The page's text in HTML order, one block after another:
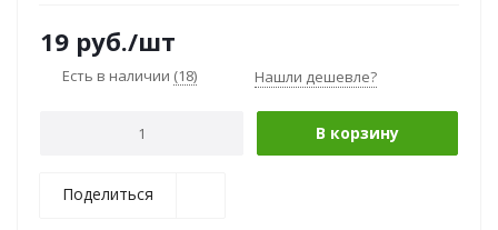
19 руб./шт
Есть в наличии (18) Нашли дешевле?
В корзину
Поделиться